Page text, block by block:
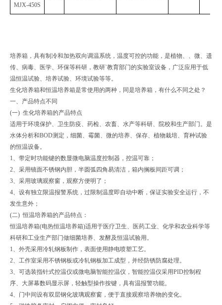
MJX-450S
培养箱，具有制冷和加热双向调温系统，温度可控的功能，是植物、、微、遗
传、病毒、医学、环保等科研，教研`教育部门的实验室设备，广泛应用于低
温恒温试验、培养试验、环境试验等等。
生化培养箱和恒温培养箱是常使用的两种，同是培养箱，有什么不同之处？
一、产品特点不同
(一) 生化培养箱的产品特点
适用于环境保护、卫生防疫、药检、农畜、水产等科研、院校和生产部门。是
水体分析和BOD测定，细菌、霉菌、微的培养、保存、植物栽培、育种试验
的恒温设备。
1、带定时功能键的数显微电脑温度控制器，控温可靠；
2、采用镜面不锈钢内胆，半圆弧四角易清洁，箱内搁板间距可调；
3、采用玻璃观察窗，观察方便明了；
4、设有独立限温报警系统，过限制温度即自动中断，保证实验安全运行，不
发生意外；
(二) 恒温培养箱的产品特点：
恒温培养箱(电热恒温培养箱)适用于医疗卫生、医药工业、化学和农业科学等
科研和工业生产部门做细菌培养、发酵及恒温试验用。
1、外壳采用冷轧钢板制作，表面使用静电喷塑工艺。
2、工作室采用不锈钢板或冷轧钢板加工成型，并经防锈防腐处理。
3、可选装指针式控温仪或微电脑智能控温仪，智能控温仪采用PID控制程
序、大屏幕数码显示屏，轻触型操作按键，具有温报警功能。
4、门中间设有双层钢化玻璃观察窗，便于直接观察培养物的变化。